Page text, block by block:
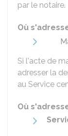
par le notaire.
Où
Si l'acte de
adresser la
au Service
Où